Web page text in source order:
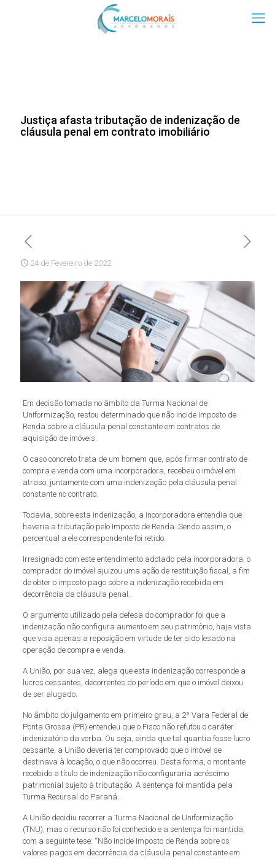
Justiça afasta tributação de indenização de
cláusula penal em contrato imobiliário
24 de Fevereiro de 2022
Em decisão tomada no âmbito da Turma Nacional de
Uniformização, restou determinado que não incide Imposto de
Renda sobre a cláusula penal constante em contratos de
aquisição de imóveis.
O caso concreto trata de um homem que, após firmar contrato de
compra e venda com uma incorporadora, recebeu o imóvel em
atraso, juntamente com uma indenização pela cláusula penal
constante no contrato.
Todavia, sobre esta indenização, a incorporadora entendia que
haveria a tributação pelo Imposto de Renda. Sendo assim, o
percentual a ele correspondente foi retido.
Irresignado com este entendimento adotado pela incorporadora, o
comprador do imóvel ajuizou uma ação de restituição fiscal, a fim
de obter o imposto pago sobre a indenização recebida em
decorrência da cláusula penal.
O argumento utilizado pela defesa do comprador foi que a
indenização não configura aumento em seu patrimônio, haja vista
que visa apenas a reposição em virtude de ter sido lesado na
operação de compra e venda.
A União, por sua vez, alega que esta indenização corresponde a
lucros cessantes, decorrentes do período em que o imóvel deixou
de ser alugado.
No âmbito do julgamento em primeiro grau, a 2ª Vara Federal de
Ponta Grossa (PR) entendeu que o Fisco não refutou o caráter
indenizatório da verba. Ou seja, ainda que tal quantia fosse lucro
cessante, a União deveria ter comprovado que o imóvel se
destinava à locação, o que não ocorreu. Desta forma, o montante
recebido a título de indenização não configuraria acréscimo
patrimonial sujeito à tributação. A sentença foi mantida pela
Turma Recursal do Paraná.
A União decidiu recorrer a Turma Nacional de Uniformização
(TNU), mas o recurso não foi conhecido e a sentença foi mantida,
com a seguinte tese: “Não incide Imposto de Renda sobre os
valores pagos em decorrência da cláusula penal constante em